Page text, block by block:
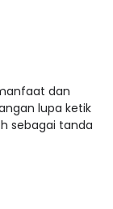
dan
lupa ketik
sebagai tanda